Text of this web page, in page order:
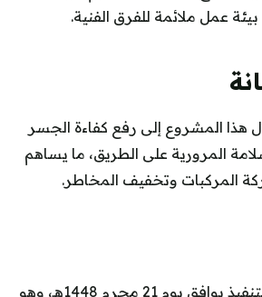
بيئة عمل ملائمة للفرق الفنية.
هذا المشروع إلى رفع كفاءة الجسر
المرورية على الطريق، ما يساهم
المركبات وتخفيف المخاطر.
أفادت الإدارة أن بدء التنفيذ يوافق يوم 21 محرم 1448هـ، وهو